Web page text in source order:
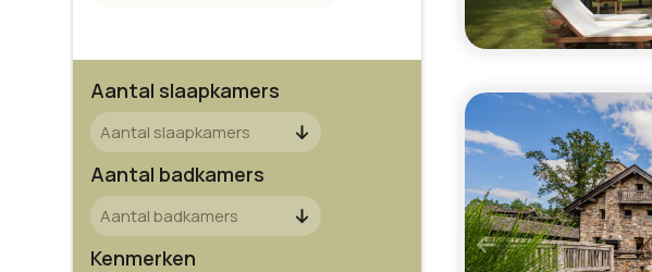
Aantal slaapkamers
Aantal badkamers
Kenmerken